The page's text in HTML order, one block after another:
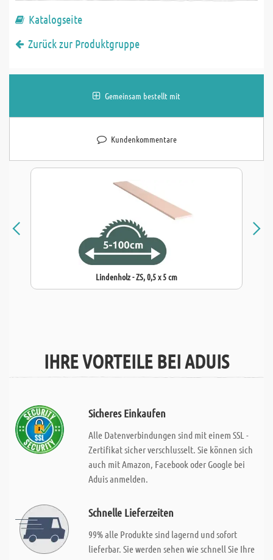
Katalogseite
Zurück zur Produktgruppe
Gemeinsam bestellt mit
Kundenkommentare
Lindenholz - ZS, 0,5 x 5 cm
IHRE VORTEILE BEI ADUIS
Sicheres Einkaufen
Alle Datenverbindungen sind mit einem SSL -
Zertifikat sicher verschlusselt. Sie können sich
auch mit Amazon, Facebook oder Google bei
Aduis anmelden.
Schnelle Lieferzeiten
99% alle Produkte sind lagernd und sofort
lieferbar. Sie werden sehen wie schnell Sie Ihre